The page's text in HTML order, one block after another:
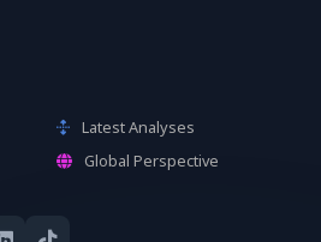
Latest Analyses
Global Perspective